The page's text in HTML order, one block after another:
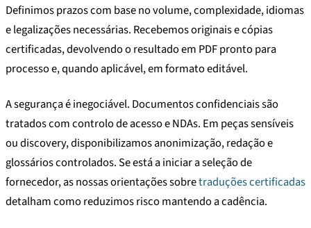
Definimos prazos com base no volume, complexidade, idiomas
e legalizações necessárias. Recebemos originais e cópias
certificadas, devolvendo o resultado em PDF pronto para
processo e, quando aplicável, em formato editável.
A segurança é inegociável. Documentos confidenciais são
tratados com controlo de acesso e NDAs. Em peças sensíveis
ou discovery, disponibilizamos anonimização, redação e
glossários controlados. Se está a iniciar a seleção de
fornecedor, as nossas orientações sobretraduções certificadas
detalham como reduzimos risco mantendo a cadência.